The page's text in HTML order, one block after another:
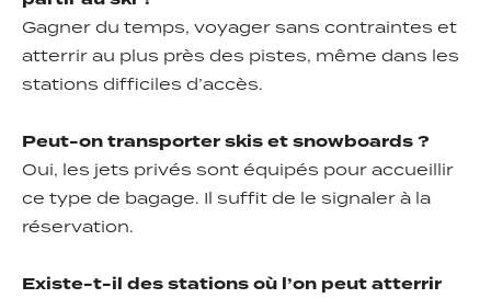
Gagner du temps, voyager sans contraintes et
atterrir au plus près des pistes, même dans les
stations difficiles d’accès.
Peut-on transporter skis et snowboards ?
Oui, les jets privés sont équipés pour accueillir
ce type de bagage. Il suffit de le signaler à la
réservation.
Existe-t-il des stations où l’on peut atterrir